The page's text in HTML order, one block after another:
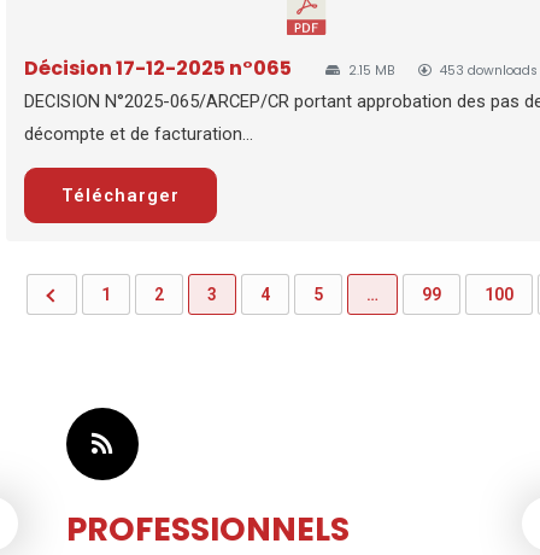
Décision 17-12-2025 n°065 2.15 MB 453 downloads
DECISION N°2025-065/ARCEP/CR portant approbation des pas
décompte et de facturation...
Télécharger
1 2 3 4 5 … 99 100
PROFESSIONNELS